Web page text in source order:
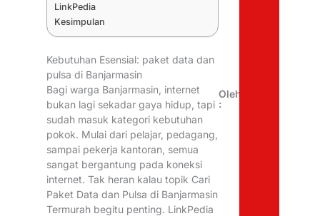
LinkPedia
Kesimpulan
Kebutuhan Esensial: paket data dan
pulsa di Banjarmasin
Bagi warga Banjarmasin, internet
bukan lagi sekadar gaya hidup, tapi
sudah masuk kategori kebutuhan
pokok. Mulai dari pelajar, pedagang,
sampai pekerja kantoran, semua
sangat bergantung pada koneksi
internet. Tak heran kalau topik Cari
Paket Data dan Pulsa di Banjarmasin
Termurah begitu penting. LinkPedia
Oleh
: